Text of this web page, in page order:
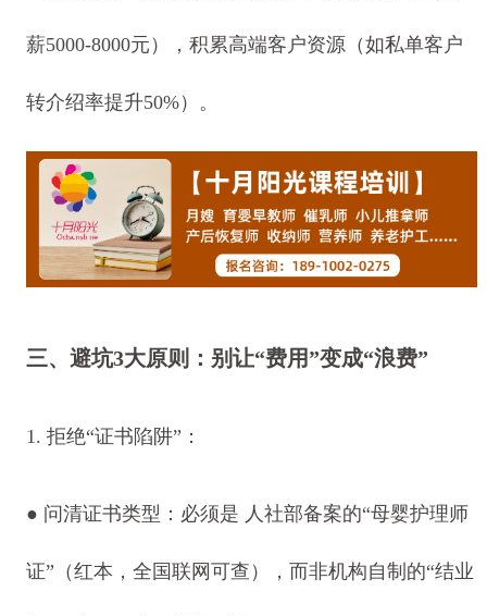
薪5000-8000元），积累高端客户资源（如私单客户
转介绍率提升50%）。
三、避坑3大原则：别让“费用”变成“浪费”
1. 拒绝“证书陷阱”：
● 问清证书类型：必须是 人社部备案的“母婴护理师
证”（红本，全国联网可查），而非机构自制的“结业